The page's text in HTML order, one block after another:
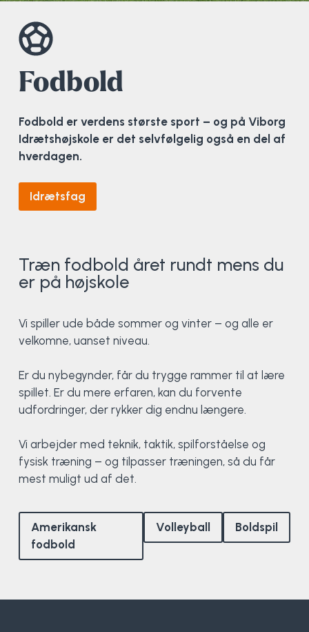
Fodbold
Fodbold er verdens største sport – og på Viborg
Idrætshøjskole er det selvfølgelig også en del af
hverdagen.
Idrætsfag
Træn fodbold året rundt mens du
er på højskole
Vi spiller ude både sommer og vinter – og alle er
velkomne, uanset niveau.
Er du nybegynder, får du trygge rammer til at lære
spillet. Er du mere erfaren, kan du forvente
udfordringer, der rykker dig endnu længere.
Vi arbejder med teknik, taktik, spilforståelse og
fysisk træning – og tilpasser træningen, så du får
mest muligt ud af det.
Amerikansk
fodbold
Volleyball Boldspil
Elevportræt
Fitness
Futsal
Hiphop
Kajak
Klatring
OCR
Pardans
Ski & snowboard
Organisk værksted
Sportsmassør
Udekøkken
Køn, krop og seksualitet
Politi-teori
Sportspsykologi
Projektleder
Sportsmassør
OCR i Spanien
Skitur til Norge
Mille Sigsgaard Christensen
Peter Fuglsang
Trine Rask-Nielsen
Viborg Elitehold